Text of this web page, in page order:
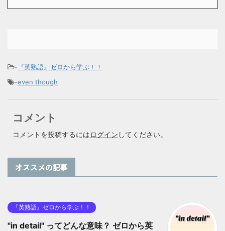
- 『英熟語』ゼロから学ぶ！！
-even though
コメント
コメントを投稿するにはログイン してください。
オススメの記事
『英熟語』ゼロから学ぶ！！
"in detail" ってどんな意味？ ゼロから英